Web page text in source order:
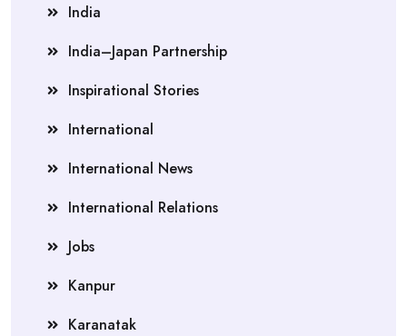
India
India–Japan Partnership
Inspirational Stories
International
International News
International Relations
Jobs
Kanpur
Karanatak